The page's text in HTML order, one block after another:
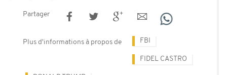
Partager
Plus d'informations à propos de FBI
FIDEL CASTRO